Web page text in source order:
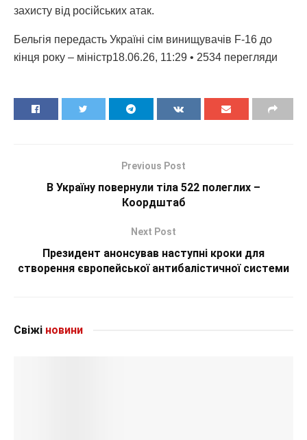
захисту від російських атак.
Бельгія передасть Україні сім винищувачів F-16 до
кінця року – міністр18.06.26, 11:29 • 2534 перегляди
Previous Post
В Україну повернули тіла 522 полеглих –
Коордштаб
Next Post
Президент анонсував наступні кроки для
створення європейської антибалістичної системи
Свіжі новини